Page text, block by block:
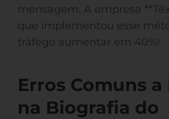
mensagem. A empresa
que implementou esse
tráfego aumentar em 40%!
Erros Comuns a
na Biografia do